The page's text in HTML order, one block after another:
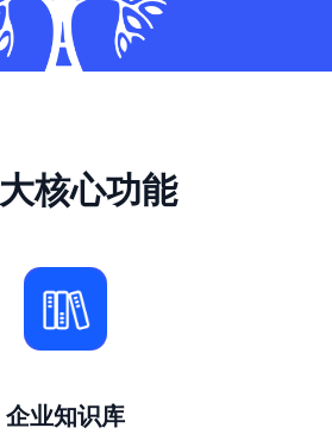
大核心功能
企业知识库